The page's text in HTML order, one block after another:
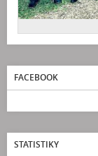
FACEBOOK
STATISTIKY